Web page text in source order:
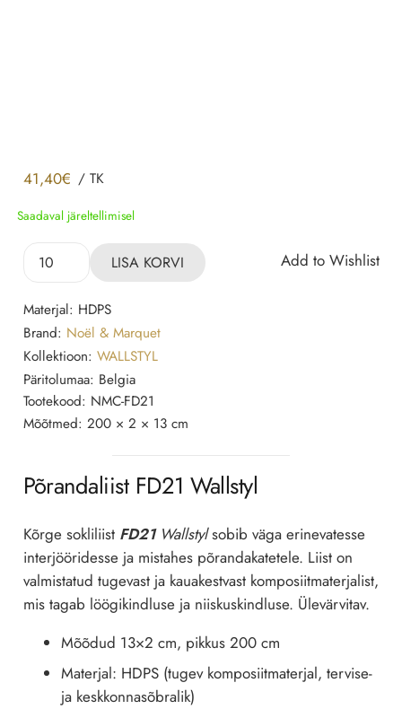
41,40€ / TK
Saadaval järeltellimisel
Põrandaliist
Wallstyl,
130×20
mm
kogus
LISA KORVI Add to Wishlist
Materjal: HDPS
Brand: Noël & Marquet
Kollektioon: WALLSTYL
Päritolumaa: Belgia
Tootekood: NMC-FD21
Mõõtmed: 200 × 2 × 13 cm
Põrandaliist FD21 Wallstyl
Kõrge sokliliist FD21Wallstylsobib väga erinevatesse
interjööridesse ja mistahes põrandakatetele. Liist on
valmistatud tugevast ja kauakestvast komposiitmaterjalist,
mis tagab löögikindluse ja niiskuskindluse. Ülevärvitav.
Mõõdud 13×2 cm, pikkus 200 cm
Materjal: HDPS (tugev komposiitmaterjal, tervise-
ja keskkonnasõbralik)